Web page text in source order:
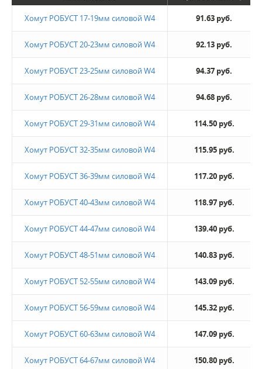
Хомут РОБУСТ 17-19мм силовой W4 91.63 руб.
Хомут РОБУСТ 20-23мм силовой W4 92.13 руб.
Хомут РОБУСТ 23-25мм силовой W4 94.37 руб.
Хомут РОБУСТ 26-28мм силовой W4 94.68 руб.
Хомут РОБУСТ 29-31мм силовой W4 114.50 руб.
Хомут РОБУСТ 32-35мм силовой W4 115.95 руб.
Хомут РОБУСТ 36-39мм силовой W4 117.20 руб.
Хомут РОБУСТ 40-43мм силовой W4 118.97 руб.
Хомут РОБУСТ 44-47мм силовой W4 139.40 руб.
Хомут РОБУСТ 48-51мм силовой W4 140.83 руб.
Хомут РОБУСТ 52-55мм силовой W4 143.09 руб.
Хомут РОБУСТ 56-59мм силовой W4 145.32 руб.
Хомут РОБУСТ 60-63мм силовой W4 147.09 руб.
Хомут РОБУСТ 64-67мм силовой W4 150.80 руб.